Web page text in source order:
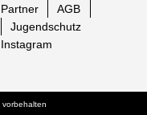
Partner
AGB
Jugendschutz
Instagram